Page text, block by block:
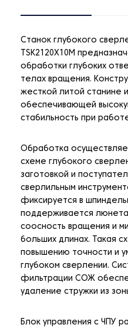
Станок глубокого
TSK2120X10M
обработки глубоких
телах вращения.
жесткой литой станине
обеспечивающей
стабильность при
Обработка
схеме глубокого
заготовкой и
сверлильным
фиксируется в
поддерживается
соосность вращения и
больших длинах. Такая
повышению точности и
глубоком сверлении.
фильтрации СОЖ
удаление стружки из
Блок управления с ЧПУ